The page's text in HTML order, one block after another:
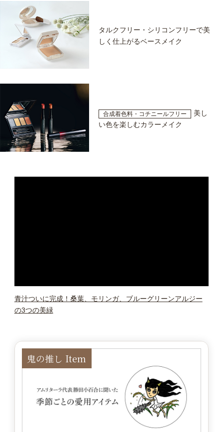
タルクフリー・シリコンフリーで美
しく仕上がるベースメイク
合成着色料・コチニールフリー
美し
い色を楽しむカラーメイク
青汁ついに完成！桑葉、モリンガ、ブルーグリーンアルジー
の3つの美緑
鬼の推し Item